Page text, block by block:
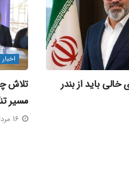
خالی باید از بندر
اخبار
تلاش
مسیر
16 مرداد 1405